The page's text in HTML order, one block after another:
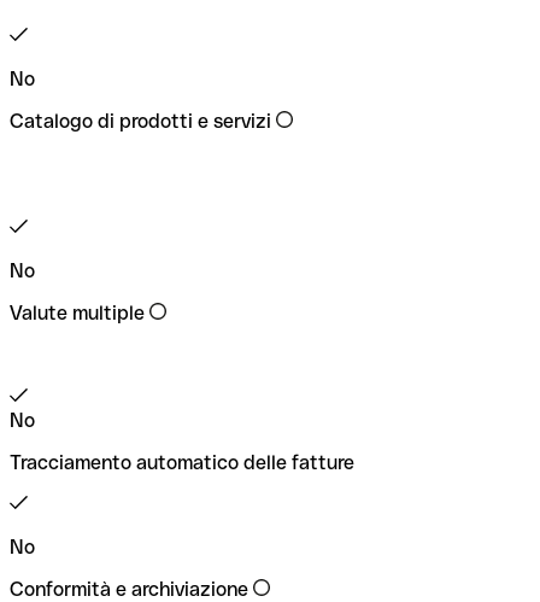
No
Catalogo di prodotti e servizi
No
Valute multiple
No
Tracciamento automatico delle fatture
No
Conformità e archiviazione